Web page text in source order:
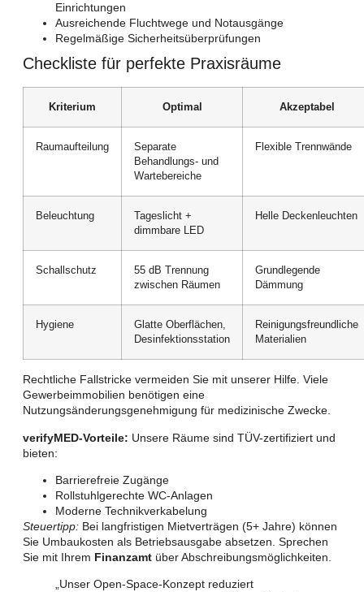
Einrichtungen
Ausreichende Fluchtwege und Notausgänge
Regelmäßige Sicherheitsüberprüfungen
Checkliste für perfekte Praxisräume
Kriterium Optimal Akzeptabel
Raumaufteilung
Separate
Behandlungs- und
Wartebereiche
Flexible Trennwände
Beleuchtung
Tageslicht +
dimmbare LED
Helle Deckenleuchten
Schallschutz
55 dB Trennung
zwischen Räumen
Grundlegende
Dämmung
Hygiene
Glatte Oberflächen,
Desinfektionsstation
Reinigungsfreundliche
Materialien
Rechtliche Fallstricke vermeiden Sie mit unserer Hilfe. Viele
Gewerbeimmobilien benötigen eine
Nutzungsänderungsgenehmigung für medizinische Zwecke.
verifyMED-Vorteile: Unsere Räume sind TÜV-zertifiziert und
bieten:
Barrierefreie Zugänge
Rollstuhlgerechte WC-Anlagen
Moderne Technikverkabelung
Steuertipp: Bei langfristigen Mietverträgen (5+ Jahre) können
Sie Umbaukosten als Betriebsausgabe absetzen. Sprechen
Sie mit Ihrem Finanzamt über Abschreibungsmöglichkeiten.
„Unser Open-Space-Konzept reduziert